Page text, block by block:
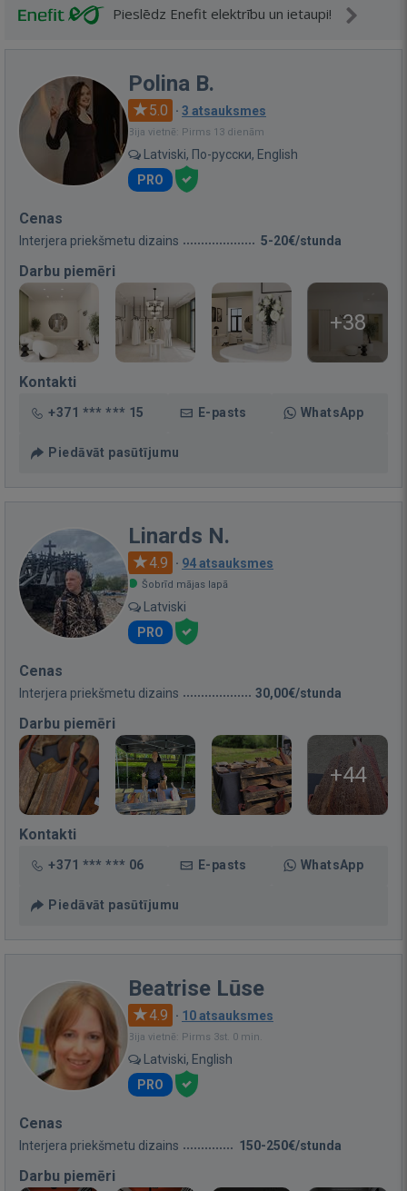
Pieslēdz Enefit elektrību un ietaupi!
Polina B.
5.0 · 3 atsauksmes
Bija vietnē: Pirms 13 dienām
Latviski, По-русски, English
PRO
Cenas
Interjera priekšmetu dizains 5-20€/stunda
Darbu piemēri
+38
Kontakti
+371 *** *** 15 E-pasts WhatsApp
Piedāvāt pasūtījumu
Linards N.
4.9 · 94 atsauksmes
Šobrīd mājas lapā
Latviski
PRO
Cenas
Interjera priekšmetu dizains 30,00€/stunda
Darbu piemēri
+44
Kontakti
+371 *** *** 06 E-pasts WhatsApp
Piedāvāt pasūtījumu
Beatrise Lūse
4.9 · 10 atsauksmes
Bija vietnē: Pirms 3st. 0 min.
Latviski, English
PRO
Cenas
Interjera priekšmetu dizains 150-250€/stunda
Darbu piemēri